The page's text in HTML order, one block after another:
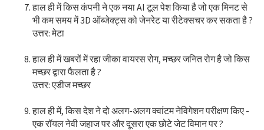
हाल ही में किस कंपनी ने एक नया AI टूल पेश किया है जो एक मिनट से
भी कम समय में 3D ऑब्जेक्ट्स को जेनरेट या रीटेक्सचर कर सकता है ?
उत्तर: मेटा
हाल ही में खबरों में रहा जीका वायरस रोग, मच्छर जनित रोग है जो किस
मच्छर द्वारा फैलता है ?
उत्तर: एडीज मच्छर
हाल ही में, किस देश ने दो अलग-अलग क्वांटम नेविगेशन परीक्षण किए -
एक रॉयल नेवी जहाज पर और दूसरा एक छोटे जेट विमान पर ?